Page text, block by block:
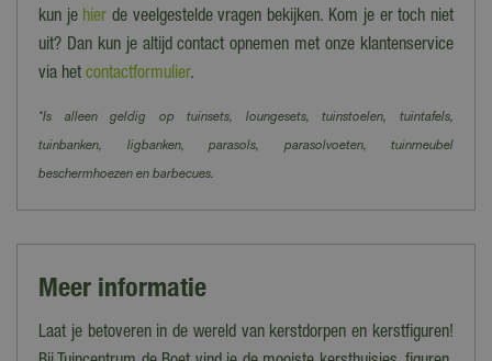
kun je hier de veelgestelde vragen bekijken. Kom je er toch niet
uit? Dan kun je altijd contact opnemen met onze klantenservice
via het contactformulier.
*Is alleen geldig op tuinsets, loungesets, tuinstoelen, tuintafels,
tuinbanken, ligbanken, parasols, parasolvoeten, tuinmeubel
beschermhoezen en barbecues.
Meer informatie
Laat je betoveren in de wereld van kerstdorpen en kerstfiguren!